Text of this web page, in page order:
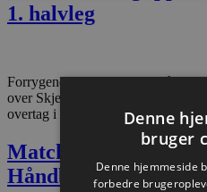
1. halvleg
Forrygende come back af Håvard
over Skjern hjem – efter gyser-
overtag i 1. halvleg
Matchfacts: Aalborg
Håndbold
Denne
bruger
Denne hjemmeside
forbedre